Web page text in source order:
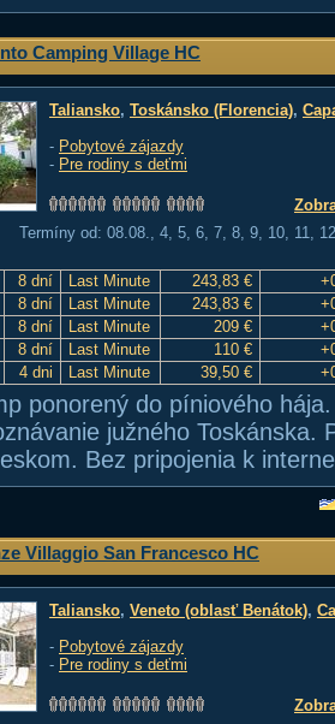
Camping Village HC
Taliansko, Toskánsko (Florencia),
- Pobytové zájazdy
- Pre rodiny s deťmi
Termíny od: 08.08., 4, 5, 6, 7, 8, 9, 10, 11,
8 dní Last Minute 243,83 €
8 dní Last Minute 243,83 €
8 dní Last Minute 209 €
8 dní Last Minute 110 €
4 dni Last Minute 39,50 €
ponorený do píniového
južného Toskánska.
Bez pripojenia k
Villaggio San Francesco HC
Taliansko, Veneto (oblasť Benátok),
- Pobytové zájazdy
- Pre rodiny s deťmi